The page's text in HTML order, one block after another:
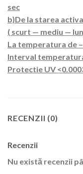
sec
b)De la starea
( scurt — mediu —
La temperatura de
Interval
Protectie UV
RECENZII (0)
Recenzii
Nu există recenzii